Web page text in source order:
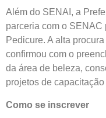
Além do SENAI, a
parceria com o SENAC
Pedicure. A alta
confirmou com o
da área de beleza,
projetos de
Como se inscrever